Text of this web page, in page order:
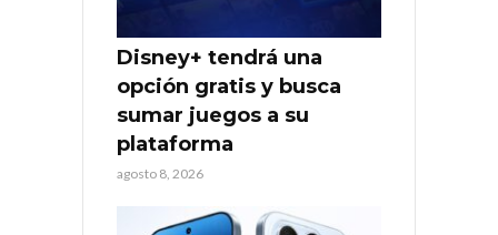
Disney+ tendrá una
opción gratis y busca
sumar juegos a su
plataforma
agosto 8, 2026